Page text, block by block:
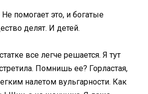
помогает это, и богатые
делят. И детей.
все легче решается. Я тут
Помнишь ее? Горластая,
налетом вульгарности. Как